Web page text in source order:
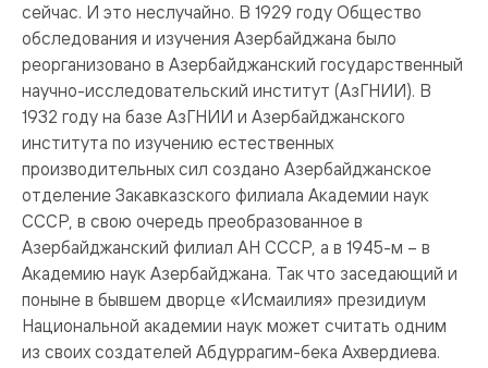
сейчас. И это неслучайно. В 1929 году Общество
обследования и изучения Азербайджана было
реорганизовано в Азербайджанский государственный
научно-исследовательский институт (АзГНИИ). В
1932 году на базе АзГНИИ и Азербайджанского
института по изучению естественных
производительных сил создано Азербайджанское
отделение Закавказского филиала Академии наук
СССР, в свою очередь преобразованное в
Азербайджанский филиал АН СССР, а в 1945-м – в
Академию наук Азербайджана. Так что заседающий и
поныне в бывшем дворце «Исмаилия» президиум
Национальной академии наук может считать одним
из своих создателей Абдуррагим-бека Ахвердиева.